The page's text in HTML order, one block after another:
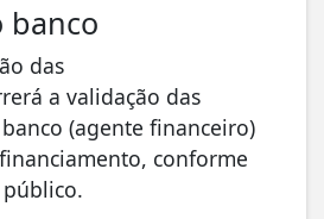
banco
das
a validação das
(agente financeiro)
conforme